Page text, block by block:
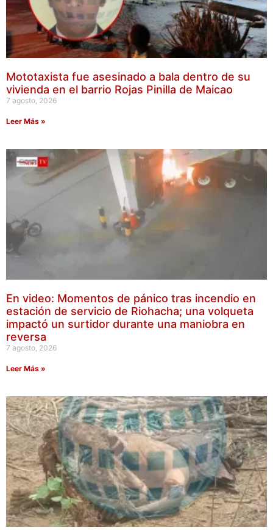
Mototaxista fue asesinado a bala dentro de su
vivienda en el barrio Rojas Pinilla de Maicao
7 agosto, 2026
Leer Más »
En video: Momentos de pánico tras incendio en
estación de servicio de Riohacha; una volqueta
impactó un surtidor durante una maniobra en
reversa
7 agosto, 2026
Leer Más »